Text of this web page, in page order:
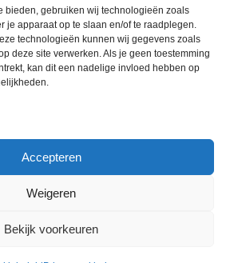
bieden, gebruiken wij technologieën zoals
je apparaat op te slaan en/of te raadplegen.
technologieën kunnen wij gegevens zoals
deze site verwerken. Als je geen toestemming
kan dit een nadelige invloed hebben op
Accepteren
Weigeren
Bekijk voorkeuren
people with the will to excel.
Privacyverklaring
Cookiebeleid (EU)